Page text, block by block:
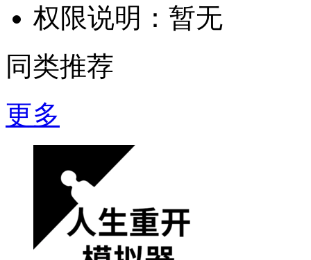
权限说明： 暂无
同类推荐
更多